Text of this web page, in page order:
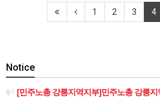
1 2 3 4
Notice
[민주노총 강릉지역지부]민주노총 강릉지역지부 제